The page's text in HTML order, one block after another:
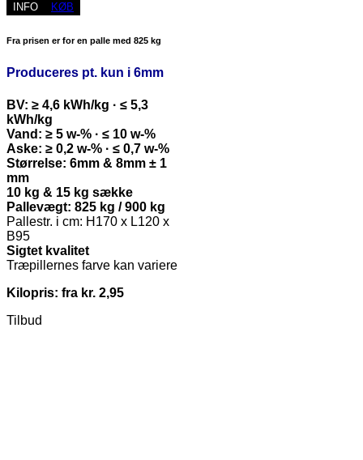
INFO KØB
Fra prisen er for en palle med 825 kg
Produceres pt. kun i 6mm
BV: ≥ 4,6 kWh/kg · ≤ 5,3
kWh/kg
Vand: ≥ 5 w-% · ≤ 10 w-%
Aske: ≥ 0,2 w-% · ≤ 0,7 w-%
Størrelse: 6mm & 8mm ± 1
mm
10 kg & 15 kg sække
Pallevægt: 825 kg / 900 kg
Pallestr. i cm: H170 x L120 x
B95
Sigtet kvalitet
Træpillernes farve kan variere
Kilopris: fra kr. 2,95
Tilbud